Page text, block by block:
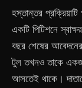
হস্তান্তর
একটি পিটিশনে
বছর শেষের
টুল তখনও তাকে
আসতেই থাকে।